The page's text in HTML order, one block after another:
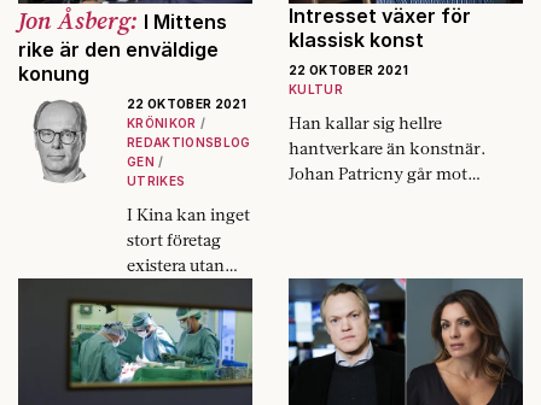
martyrer”.
Jon Åsberg: I Mittens
rike är den enväldige
konung
22 OKTOBER 2021
KRÖNIKOR
REDAKTIONSBLOG
GEN
UTRIKES
I Kina kan inget
stort företag
existera utan
kommunistpart
iet. Även den
svenska
industriklenode
Intresset växer för
klassisk konst
22 OKTOBER 2021
KULTUR
Han kallar sig hellre
hantverkare än konstnär.
Johan Patricny går mot